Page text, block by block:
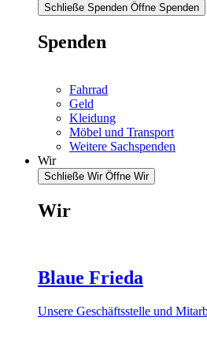
Schließe Spenden Öffne Spenden
Spenden
Fahrrad
Geld
Kleidung
Möbel und Transport
Weitere Sachspenden
Wir
Schließe Wir Öffne Wir
Wir
Blaue Frieda
Unsere Geschäftsstelle und